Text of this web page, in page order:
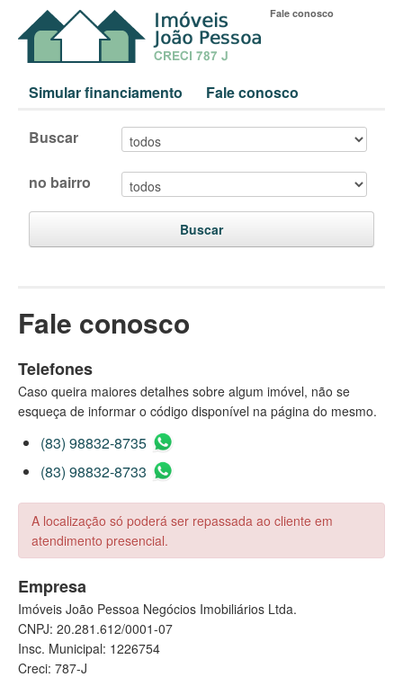
Fale conosco
Simular financiamento Fale conosco
Buscar
no bairro
Buscar
Fale conosco
Telefones
Caso queira maiores detalhes sobre algum imóvel, não se
esqueça de informar o código disponível na página do mesmo.
(83) 98832-8735
(83) 98832-8733
A localização só poderá ser repassada ao cliente em
atendimento presencial.
Empresa
Imóveis João Pessoa Negócios Imobiliários Ltda.
CNPJ: 20.281.612/0001-07
Insc. Municipal: 1226754
Creci: 787-J